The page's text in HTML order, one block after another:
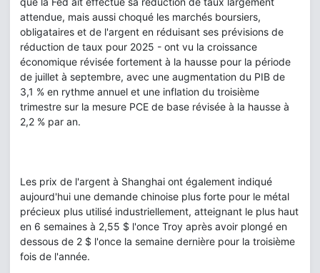
attendue, mais aussi choqué les marchés boursiers,
obligataires et de l'argent en réduisant ses prévisions de
réduction de taux pour 2025 - ont vu la croissance
économique révisée fortement à la hausse pour la période
de juillet à septembre, avec une augmentation du PIB de
3,1 % en rythme annuel et une inflation du troisième
trimestre sur la mesure PCE de base révisée à la hausse à
2,2 % par an.
Les prix de l'argent à Shanghai ont également indiqué
aujourd'hui une demande chinoise plus forte pour le métal
précieux plus utilisé industriellement, atteignant le plus haut
en 6 semaines à 2,55 $ l'once Troy après avoir plongé en
dessous de 2 $ l'once la semaine dernière pour la troisième
fois de l'année.